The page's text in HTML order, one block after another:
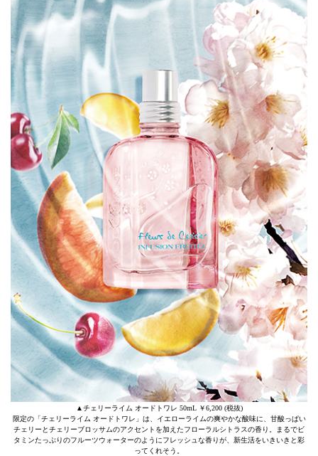
▲チェリーライム オードトワレ 50mL ￥6,200 (税抜)
限定の「チェリーライム オードトワレ」は、イエローライムの爽やかな酸味に、甘酸っぱい
チェリーとチェリーブロッサムのアクセントを加えたフローラルシトラスの香り。まるでビ
タミンたっぷりのフルーツウォーターのようにフレッシュな香りが、新生活をいきいきと彩
ってくれそう。